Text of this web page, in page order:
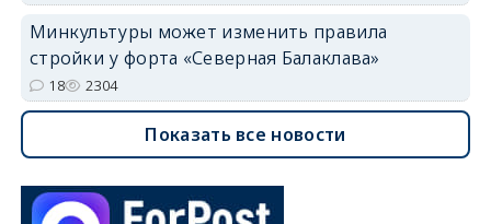
Минкультуры может изменить правила
стройки у форта «Северная Балаклава»
18 2304
Показать все новости